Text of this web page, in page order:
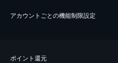
アカウントごとの機能制限設定
ポイント還元